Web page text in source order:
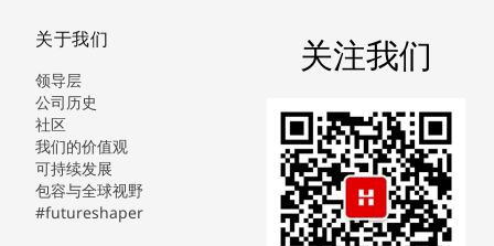
关于我们
领导层
公司历史
社区
我们的价值观
可持续发展
包容与全球视野
#futureshaper
关注我们